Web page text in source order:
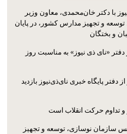
با دکتر خان‌محمدی، معاون وزیر
و تجهیز مدارس کشور، در پایان
و بختگان
«نای ذی نیوز» به مناسبت روز
دفتر پایگاه خبری نای‌ذی‌نیوز بازدید
تداوم حرکت انقلاب است
سازمان نوسازی، توسعه و تجهیز